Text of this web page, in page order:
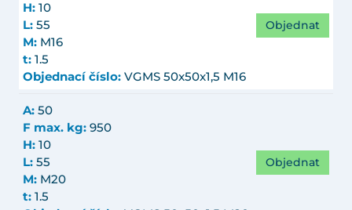
H: 10
L: 55
M: M16
t: 1.5
Objednací číslo: VGMS 50x50x1,5 M16
Objednat
A: 50
F max. kg: 950
H: 10
L: 55
M: M20
t: 1.5
Objednat